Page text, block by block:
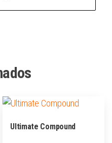
Ultimate Compound